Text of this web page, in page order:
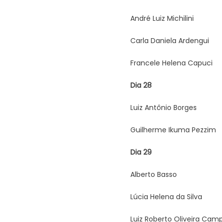
André Luiz Michilini
Carla Daniela Ardengui
Francele Helena Capuci
Dia 28
Luiz Antônio Borges
Guilherme Ikuma Pezzim
Dia 29
Alberto Basso
Lúcia Helena da Silva
Luiz Roberto Oliveira